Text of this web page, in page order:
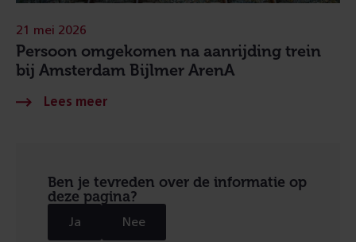
Persoon omgekomen na aanrijding trein
bij Amsterdam Bijlmer ArenA
21 mei 2026
Ben je tevreden over de informatie op
deze pagina?
Ja Nee